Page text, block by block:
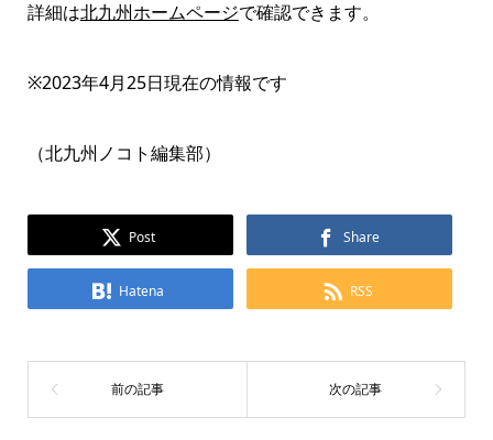
詳細は北九州ホームページで確認できます。
※2023年4月25日現在の情報です
（北九州ノコト編集部）
Post Share
Hatena RSS